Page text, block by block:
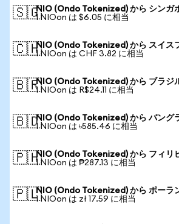
🇸🇬NIO (Ondo Tokenized) から シンガ
1 NIOon は $6.05 に相当
🇨🇭NIO (Ondo Tokenized) から スイス
1 NIOon は CHF 3.82 に相当
🇧🇷NIO (Ondo Tokenized) から ブラジ
1 NIOon は R$24.11 に相当
🇧🇩NIO (Ondo Tokenized) から バング
1 NIOon は ৳585.46 に相当
🇵🇭NIO (Ondo Tokenized) から フィリ
1 NIOon は ₱287.13 に相当
🇵🇱NIO (Ondo Tokenized) から ポーラ
1 NIOon は zł 17.59 に相当